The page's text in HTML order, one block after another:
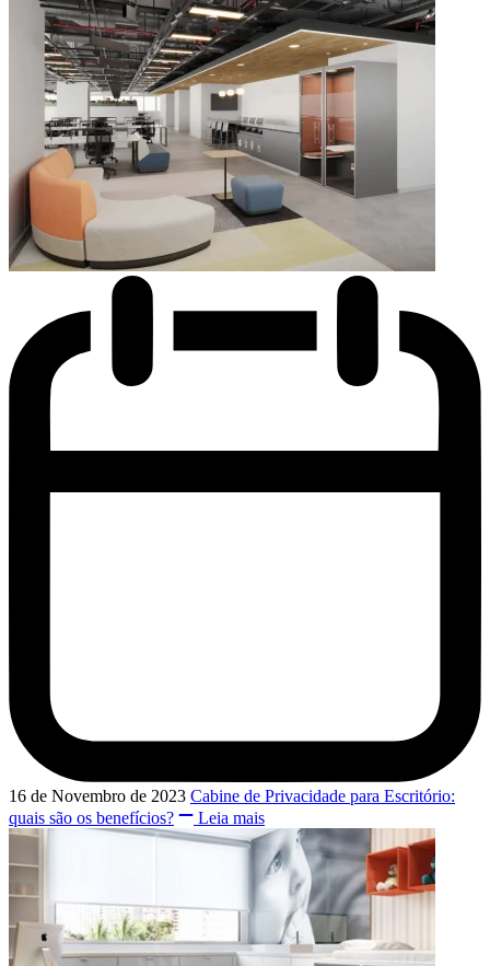
16 de Novembro de 2023 Cabine de Privacidade para Escritório:
quais são os benefícios?
Leia mais